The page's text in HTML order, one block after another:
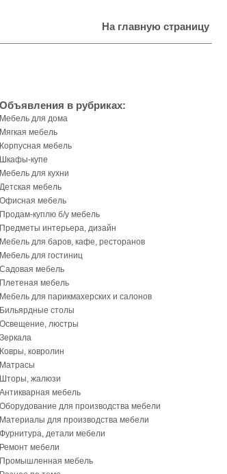
На главную страницу
Объявления в рубриках:
Мебель для дома
Мягкая мебель
Корпусная мебель
Шкафы-купе
Мебель для кухни
Детская мебель
Офисная мебель
Продам-куплю б/у мебель
Предметы интерьера, дизайн
Мебель для баров, кафе, ресторанов
Мебель для гостиниц
Садовая мебель
Плетеная мебель
Мебель для парикмахерских и салонов
Бильярдные столы
Освещение, люстры
Зеркала
Ковры, ковролин
Матрасы
Шторы, жалюзи
Антикварная мебель
Оборудование для производства мебели
Материалы для производства мебели
Фурнитура, детали мебели
Ремонт мебели
Промышленная мебель